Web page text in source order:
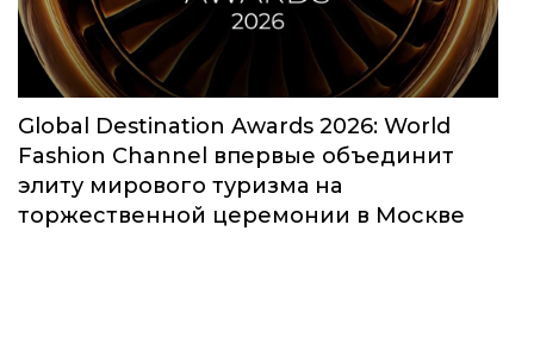
Global Destination Awards 2026: World
Fashion Channel впервые объединит
элиту мирового туризма на
торжественной церемонии в Москве